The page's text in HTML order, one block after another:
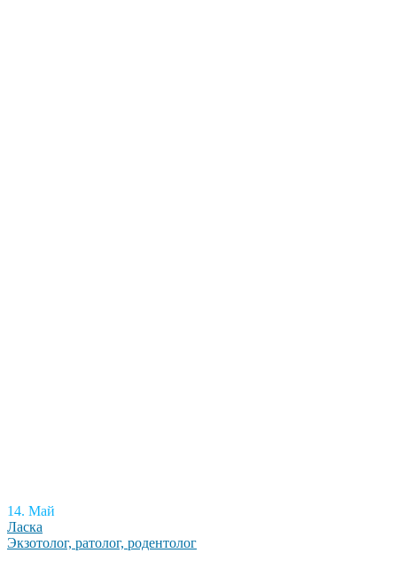
14. Май
Ласка
Экзотолог, ратолог, родентолог